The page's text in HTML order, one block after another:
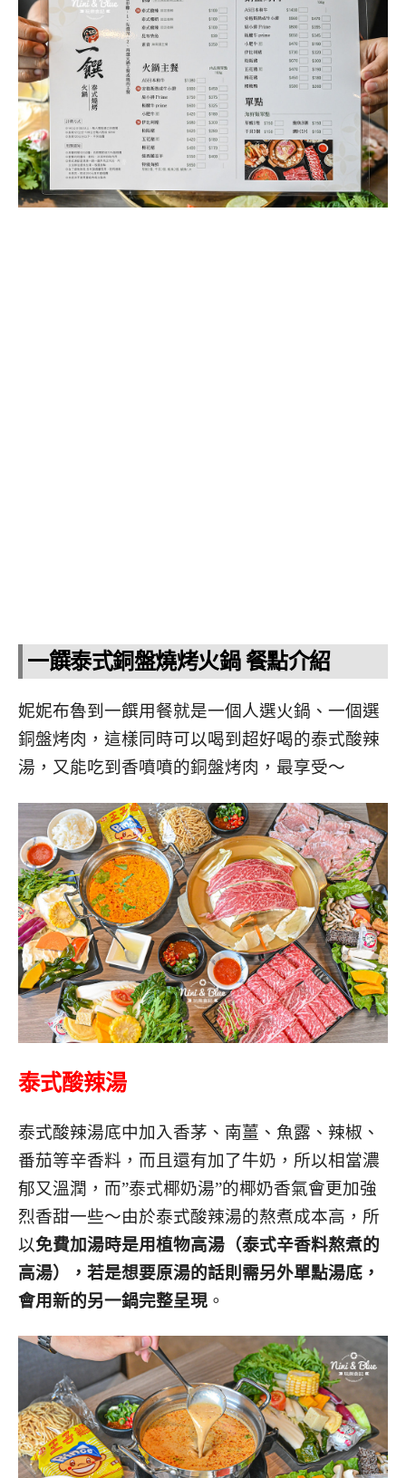
一饌泰式銅盤燒烤火鍋 餐點介紹
妮妮布魯到一饌用餐就是一個人選火鍋、一個選
銅盤烤肉，這樣同時可以喝到超好喝的泰式酸辣
湯，又能吃到香噴噴的銅盤烤肉，最享受～
泰式酸辣湯
泰式酸辣湯底中加入香茅、南薑、魚露、辣椒、
番茄等辛香料，而且還有加了牛奶，所以相當濃
郁又溫潤，而”泰式椰奶湯”的椰奶香氣會更加強
烈香甜一些～由於泰式酸辣湯的熬煮成本高，所
以免費加湯時是用植物高湯（泰式辛香料熬煮的
高湯），若是想要原湯的話則需另外單點湯底，
會用新的另一鍋完整呈現 。